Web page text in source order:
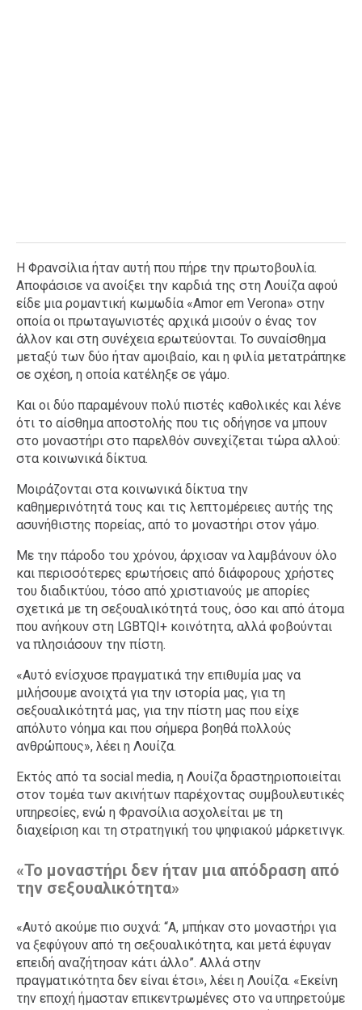
Η Φρανσίλια ήταν αυτή που πήρε την πρωτοβουλία.
Αποφάσισε να ανοίξει την καρδιά της στη Λουίζα αφού
είδε μια ρομαντική κωμωδία «Amor em Verona» στην
οποία οι πρωταγωνιστές αρχικά μισούν ο ένας τον
άλλον και στη συνέχεια ερωτεύονται. Το συναίσθημα
μεταξύ των δύο ήταν αμοιβαίο, και η φιλία μετατράπηκε
σε σχέση, η οποία κατέληξε σε γάμο.
Και οι δύο παραμένουν πολύ πιστές καθολικές και λένε
ότι το αίσθημα αποστολής που τις οδήγησε να μπουν
στο μοναστήρι στο παρελθόν συνεχίζεται τώρα αλλού:
στα κοινωνικά δίκτυα.
Μοιράζονται στα κοινωνικά δίκτυα την
καθημερινότητά τους και τις λεπτομέρειες αυτής της
ασυνήθιστης πορείας, από το μοναστήρι στον γάμο.
Με την πάροδο του χρόνου, άρχισαν να λαμβάνουν όλο
και περισσότερες ερωτήσεις από διάφορους χρήστες
του διαδικτύου, τόσο από χριστιανούς με απορίες
σχετικά με τη σεξουαλικότητά τους, όσο και από άτομα
που ανήκουν στη LGBTQI+ κοινότητα, αλλά φοβούνται
να πλησιάσουν την πίστη.
«Αυτό ενίσχυσε πραγματικά την επιθυμία μας να
μιλήσουμε ανοιχτά για την ιστορία μας, για τη
σεξουαλικότητά μας, για την πίστη μας που είχε
απόλυτο νόημα και που σήμερα βοηθά πολλούς
ανθρώπους», λέει η Λουίζα.
Εκτός από τα social media, η Λουίζα δραστηριοποιείται
στον τομέα των ακινήτων παρέχοντας συμβουλευτικές
υπηρεσίες, ενώ η Φρανσίλια ασχολείται με τη
διαχείριση και τη στρατηγική του ψηφιακού μάρκετινγκ.
«Το μοναστήρι δεν ήταν μια απόδραση από
την σεξουαλικότητα»
«Αυτό ακούμε πιο συχνά: “Α, μπήκαν στο μοναστήρι για
να ξεφύγουν από τη σεξουαλικότητα, και μετά έφυγαν
επειδή αναζήτησαν κάτι άλλο”. Αλλά στην
πραγματικότητα δεν είναι έτσι», λέει η Λουίζα. «Εκείνη
την εποχή ήμασταν επικεντρωμένες στο να υπηρετούμε